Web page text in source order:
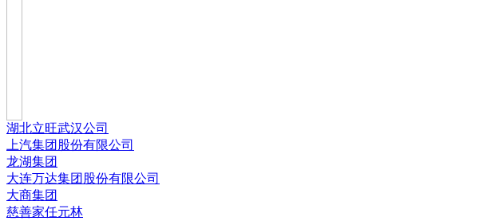
湖北立旺武汉公司
上汽集团股份有限公司
龙湖集团
大连万达集团股份有限公司
大商集团
慈善家任元林